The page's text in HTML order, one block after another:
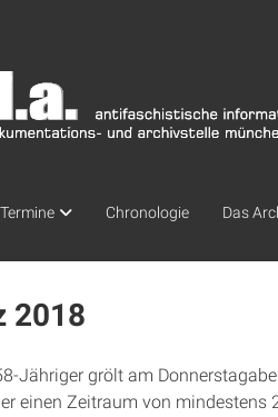
Termine Chronologie Das
2018
Jähriger grölt am
einen Zeitraum von